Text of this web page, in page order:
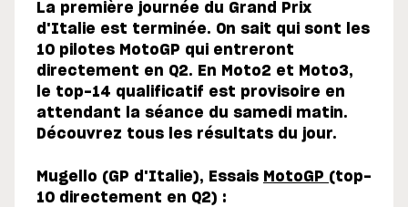
La première journée du Grand Prix
d'Italie est terminée. On sait qui sont les
10 pilotes MotoGP qui entreront
directement en Q2. En Moto2 et Moto3,
le top-14 qualificatif est provisoire en
attendant la séance du samedi matin.
Découvrez tous les résultats du jour.
Mugello (GP d'Italie), Essais MotoGP (top-
10 directement en Q2) :